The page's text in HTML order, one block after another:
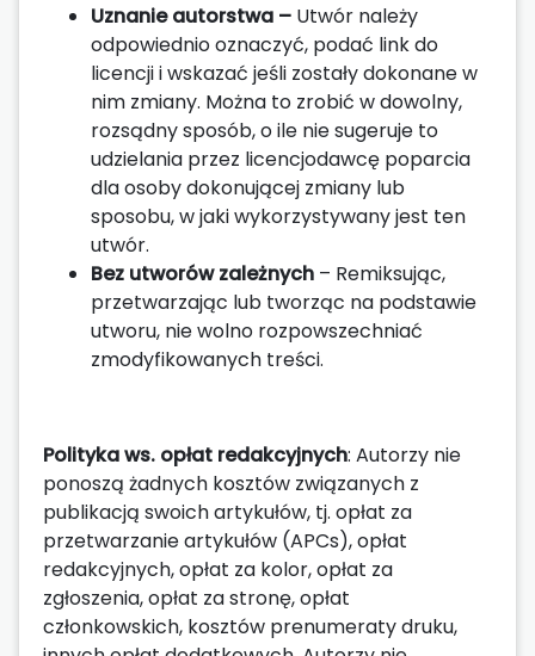
Uznanie autorstwa – Utwór należy
odpowiednio oznaczyć, podać link do
licencji i wskazać jeśli zostały dokonane w
nim zmiany. Można to zrobić w dowolny,
rozsądny sposób, o ile nie sugeruje to
udzielania przez licencjodawcę poparcia
dla osoby dokonującej zmiany lub
sposobu, w jaki wykorzystywany jest ten
utwór.
Bez utworów zależnych – Remiksując,
przetwarzając lub tworząc na podstawie
utworu, nie wolno rozpowszechniać
zmodyfikowanych treści.
Polityka ws. opłat redakcyjnych: Autorzy nie
ponoszą żadnych kosztów związanych z
publikacją swoich artykułów, tj. opłat za
przetwarzanie artykułów (APCs), opłat
redakcyjnych, opłat za kolor, opłat za
zgłoszenia, opłat za stronę, opłat
członkowskich, kosztów prenumeraty druku,